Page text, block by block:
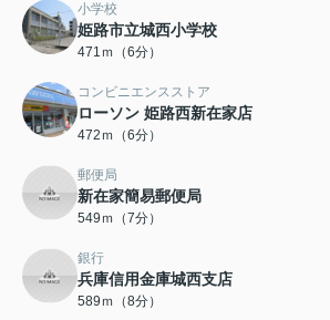
小学校
姫路市立城西小学校
471ｍ（6分）
コンビニエンスストア
ローソン 姫路西新在家店
472ｍ（6分）
郵便局
新在家簡易郵便局
549ｍ（7分）
銀行
兵庫信用金庫城西支店
589ｍ（8分）